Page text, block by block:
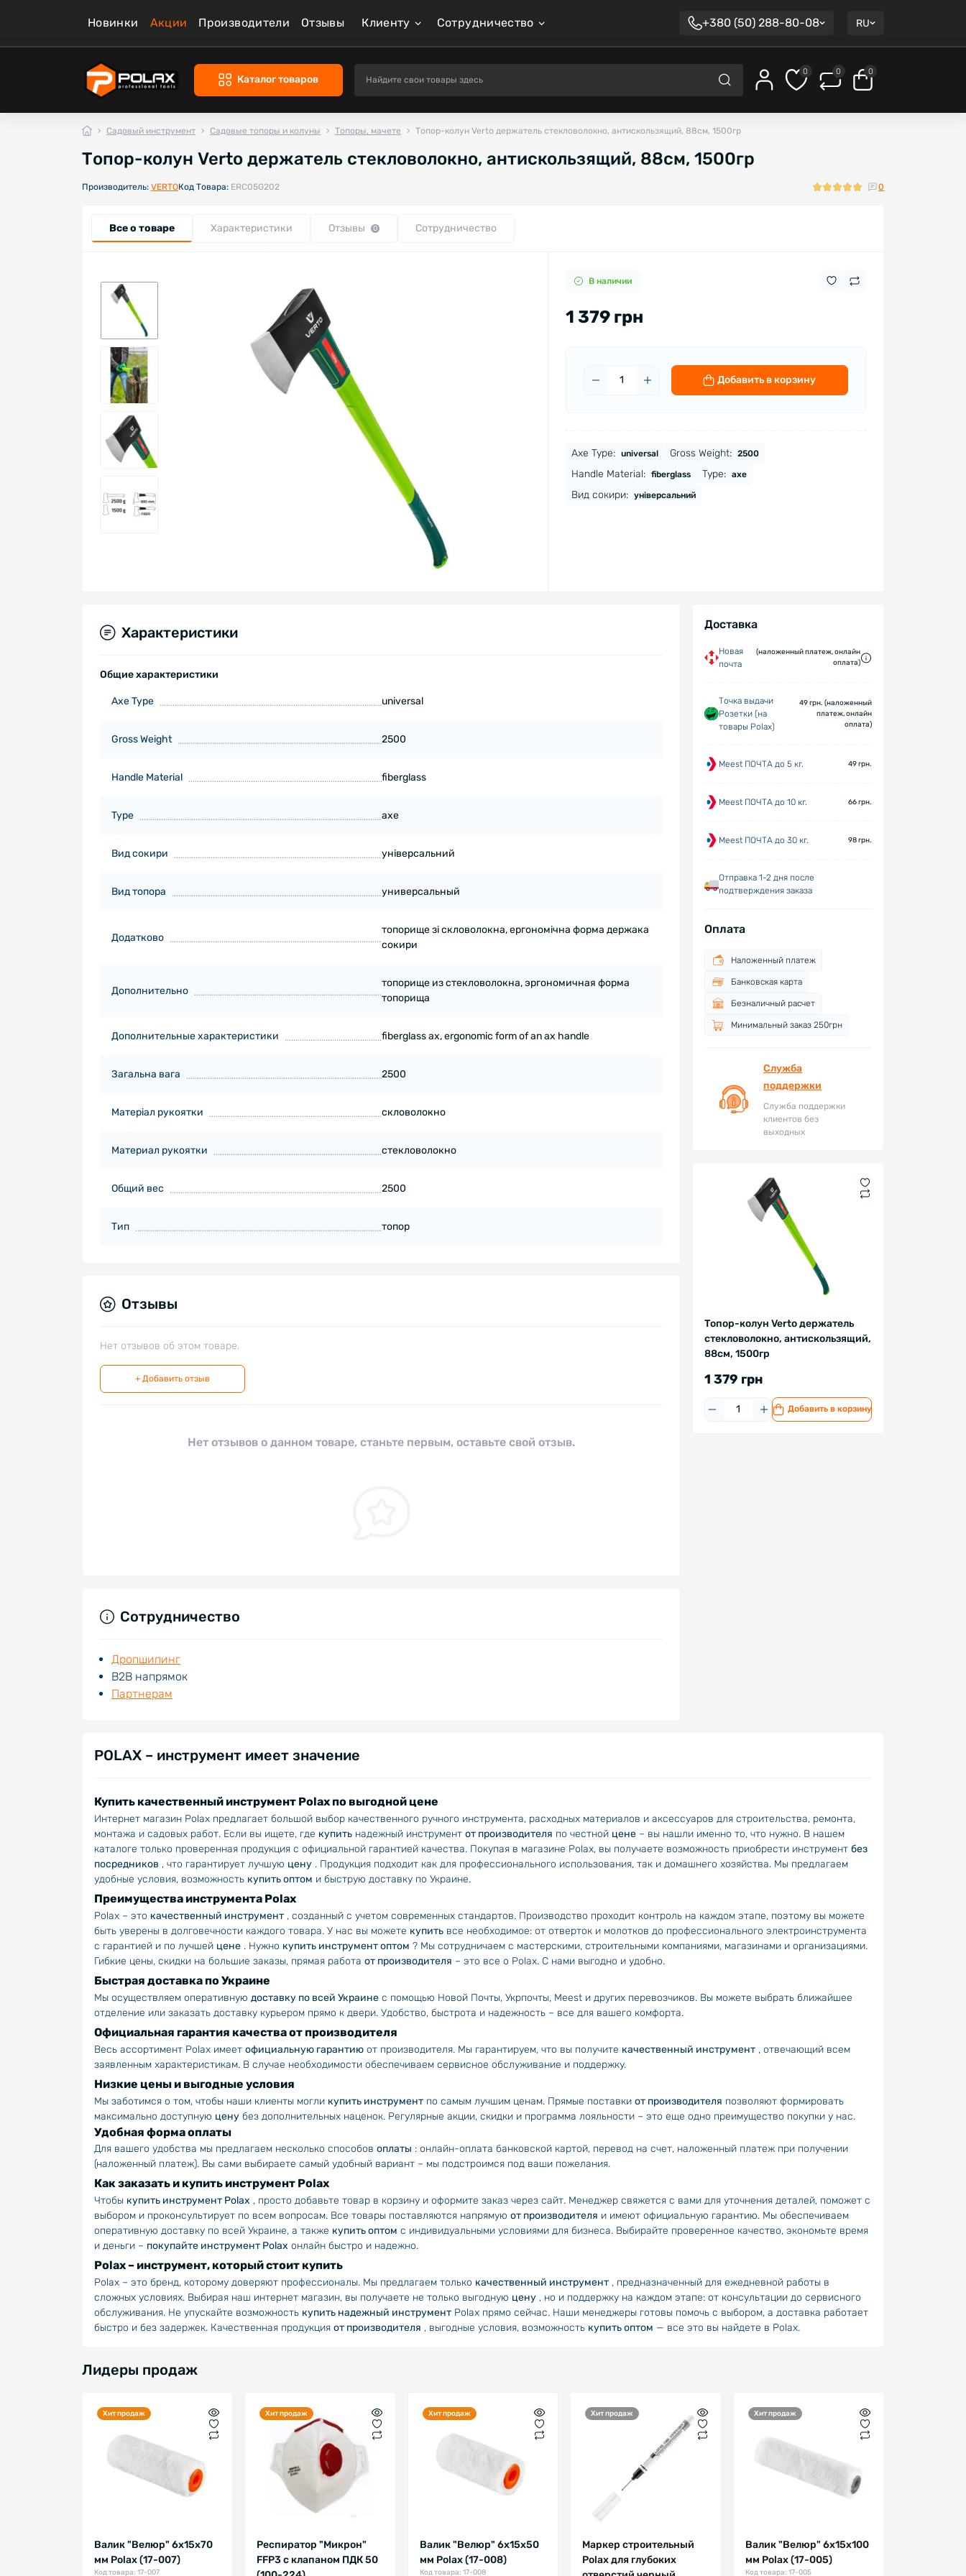
Новинки Акции Производители Отзывы Клиенту Сотрудничество +380 (50) 288-80-08 RU
Каталог товаров
0 0 0
Садовый инструмент Садовые топоры и колуны Топоры, мачете Топор-колун Verto держатель стекловолокно, антискользящий, 88см, 1500гр
Топор-колун Verto держатель стекловолокно, антискользящий, 88см, 1500гр
Производитель: VERTOКод Товара: ERC05G202 0
Все о товаре Характеристики Отзывы 0 Сотрудничество
В наличии
1 379 грн
Добавить в корзину
Axe Type: universal Gross Weight: 2500
Handle Material: fiberglass Type: axe
Вид сокири: універсальний
Доставка
Новая
почта
(наложенный платеж, онлайн
оплата)
Точка выдачи
Розетки (на
товары Polax)
49 грн. (наложенный
платеж, онлайн
оплата)
Meest ПОЧТА до 5 кг. 49 грн.
Meest ПОЧТА до 10 кг. 66 грн.
Meest ПОЧТА до 30 кг. 98 грн.
Отправка 1-2 дня после
подтверждения заказа
Оплата
Наложенный платеж
Банковская карта
Безналичный расчет
Минимальный заказ 250грн
Служба
поддержки
Служба поддержки
клиентов без
выходных
Топор-колун Verto держатель
стекловолокно, антискользящий,
88см, 1500гр
1 379 грн
Добавить в корзину
Характеристики
Общие характеристики
Axe Type universal
Gross Weight 2500
Handle Material fiberglass
Type axe
Вид сокири універсальний
Вид топора универсальный
Додатково
топорище зі скловолокна, ергономічна форма держака
сокири
Дополнительно
топорище из стекловолокна, эргономичная форма
топорища
Дополнительные характеристики fiberglass ax, ergonomic form of an ax handle
Загальна вага 2500
Матеріал рукоятки скловолокно
Материал рукоятки стекловолокно
Общий вес 2500
Тип топор
Отзывы
Нет отзывов об этом товаре.
+ Добавить отзыв
Нет отзывов о данном товаре, станьте первым, оставьте свой отзыв.
Сотрудничество
Дропшипинг
В2В напрямок
Партнерам
POLAX – инструмент имеет значение
Купить качественный инструмент Polax по выгодной цене
Интернет магазин Polax предлагает большой выбор качественного ручного инструмента, расходных материалов и аксессуаров для строительства, ремонта,
монтажа и садовых работ. Если вы ищете, где купить надежный инструмент от производителя по честной цене – вы нашли именно то, что нужно. В нашем
каталоге только проверенная продукция с официальной гарантией качества. Покупая в магазине Polax, вы получаете возможность приобрести инструмент без
посредников , что гарантирует лучшую цену . Продукция подходит как для профессионального использования, так и домашнего хозяйства. Мы предлагаем
удобные условия, возможность купить оптом и быструю доставку по Украине.
Преимущества инструмента Polax
Polax – это качественный инструмент , созданный с учетом современных стандартов. Производство проходит контроль на каждом этапе, поэтому вы можете
быть уверены в долговечности каждого товара. У нас вы можете купить все необходимое: от отверток и молотков до профессионального электроинструмента
с гарантией и по лучшей цене . Нужно купить инструмент оптом ? Мы сотрудничаем с мастерскими, строительными компаниями, магазинами и организациями.
Гибкие цены, скидки на большие заказы, прямая работа от производителя – это все о Polax. С нами выгодно и удобно.
Быстрая доставка по Украине
Мы осуществляем оперативную доставку по всей Украине с помощью Новой Почты, Укрпочты, Meest и других перевозчиков. Вы можете выбрать ближайшее
отделение или заказать доставку курьером прямо к двери. Удобство, быстрота и надежность – все для вашего комфорта.
Официальная гарантия качества от производителя
Весь ассортимент Polax имеет официальную гарантию от производителя. Мы гарантируем, что вы получите качественный инструмент , отвечающий всем
заявленным характеристикам. В случае необходимости обеспечиваем сервисное обслуживание и поддержку.
Низкие цены и выгодные условия
Мы заботимся о том, чтобы наши клиенты могли купить инструмент по самым лучшим ценам. Прямые поставки от производителя позволяют формировать
максимально доступную цену без дополнительных наценок. Регулярные акции, скидки и программа лояльности – это еще одно преимущество покупки у нас.
Удобная форма оплаты
Для вашего удобства мы предлагаем несколько способов оплаты : онлайн-оплата банковской картой, перевод на счет, наложенный платеж при получении
(наложенный платеж). Вы сами выбираете самый удобный вариант – мы подстроимся под ваши пожелания.
Как заказать и купить инструмент Polax
Чтобы купить инструмент Polax , просто добавьте товар в корзину и оформите заказ через сайт. Менеджер свяжется с вами для уточнения деталей, поможет с
выбором и проконсультирует по всем вопросам. Все товары поставляются напрямую от производителя и имеют официальную гарантию. Мы обеспечиваем
оперативную доставку по всей Украине, а также купить оптом с индивидуальными условиями для бизнеса. Выбирайте проверенное качество, экономьте время
и деньги – покупайте инструмент Polax онлайн быстро и надежно.
Polax – инструмент, который стоит купить
Polax – это бренд, которому доверяют профессионалы. Мы предлагаем только качественный инструмент , предназначенный для ежедневной работы в
сложных условиях. Выбирая наш интернет магазин, вы получаете не только выгодную цену , но и поддержку на каждом этапе: от консультации до сервисного
обслуживания. Не упускайте возможность купить надежный инструмент Polax прямо сейчас. Наши менеджеры готовы помочь с выбором, а доставка работает
быстро и без задержек. Качественная продукция от производителя , выгодные условия, возможность купить оптом — все это вы найдете в Polax.
Лидеры продаж
Хит продаж
Валик "Велюр" 6х15х70
мм Polax (17-007)
Код товара: 17-007
Хит продаж
Респиратор "Микрон"
FFP3 с клапаном ПДК 50
Хит продаж
Валик "Велюр" 6х15х50
мм Polax (17-008)
Код товара: 17-008
Хит продаж
Маркер строительный
Polax для глубоких
Хит продаж
Валик "Велюр" 6х15х100
мм Polax (17-005)
Код товара: 17-005